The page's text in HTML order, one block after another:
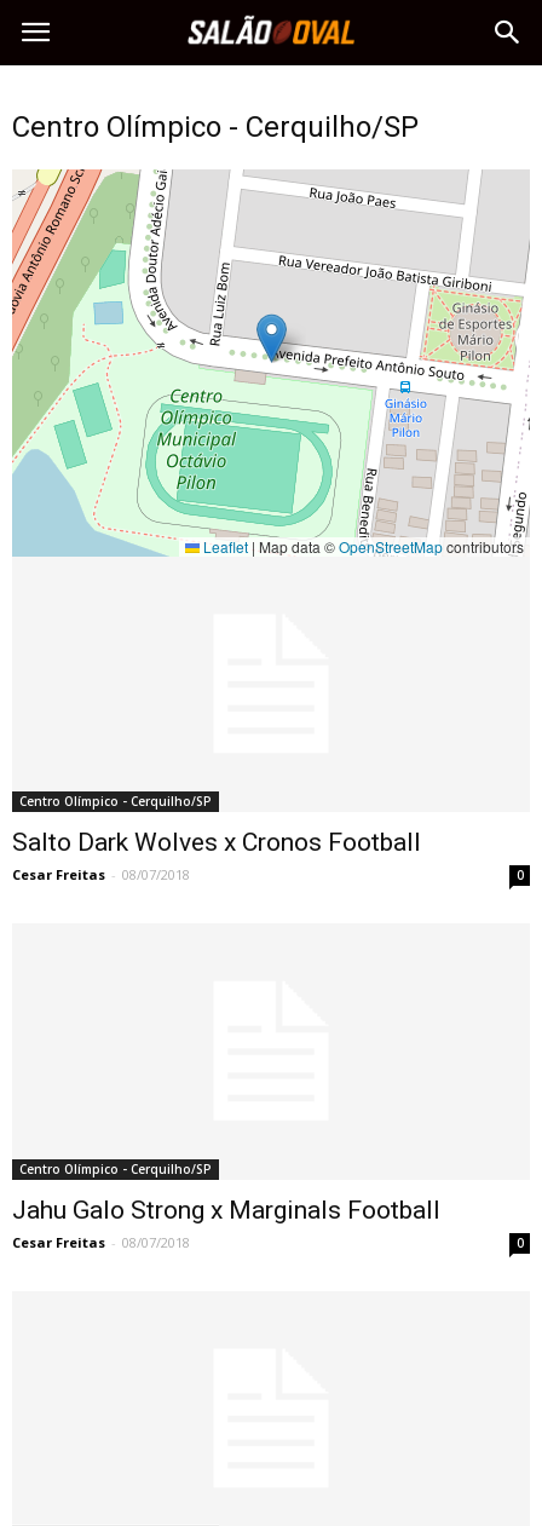
Centro Olímpico - Cerquilho/SP
Leaflet| Map data ©OpenStreetMapcontributors
Centro Olímpico - Cerquilho/SP
Salto Dark Wolves x Cronos Football
Cesar Freitas - 08/07/2018 0
Centro Olímpico - Cerquilho/SP
Jahu Galo Strong x Marginals Football
Cesar Freitas - 08/07/2018 0